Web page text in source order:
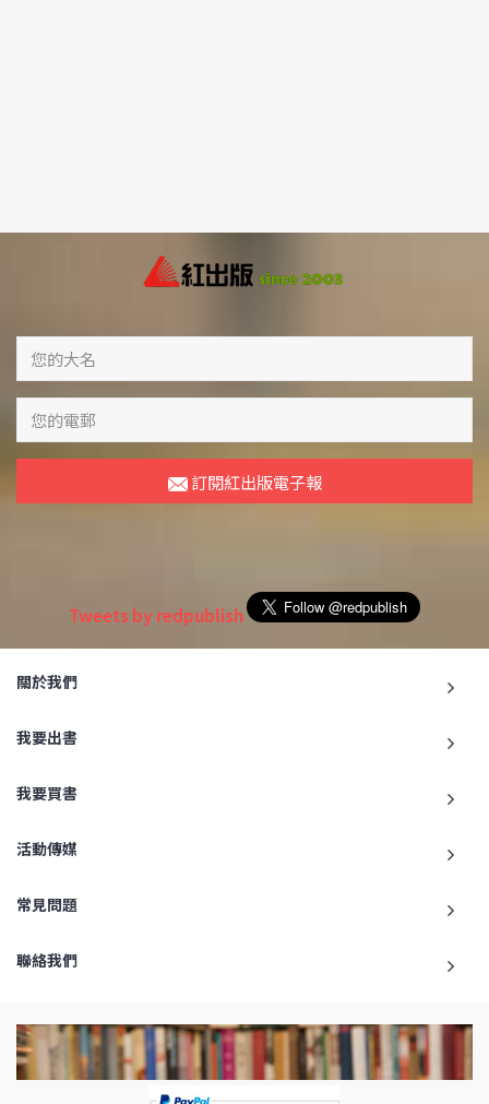
訂閱紅出版電子報
Tweets by redpublish
關於我們
我要出書
我要買書
活動傳媒
常見問題
聯絡我們